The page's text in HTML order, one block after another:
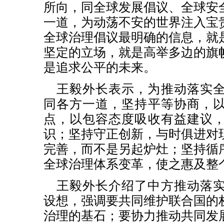
所向，同全球发展倡议、全球
一道，为动荡不安的世界注入宝
全球治理倡议最明确的信息，就
坚定的立场，就是高举多边的
是追求公平的未来。
王毅外长表示，为推动落实
同各方一道，坚持平等协商，
点，以包容态度吸收有益建议
识；坚持守正创新，与时俱进对
完善，而不是另起炉灶；坚持循
全球治理体系变革，使之惠及整
王毅外长介绍了中方推动落
设想，强调要共同维护联合国的
治理的基石；要协力推动共同发